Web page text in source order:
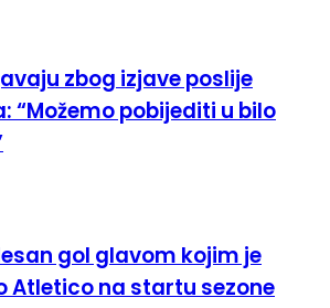
zbog izjave poslije
“Možemo pobijediti u bilo
gol glavom kojim je
Atletico na startu sezone